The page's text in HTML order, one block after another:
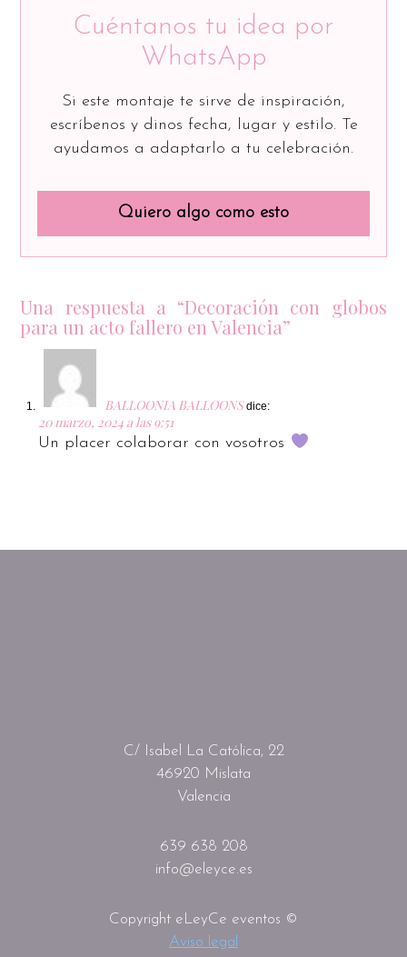
Cuéntanos tu idea por
WhatsApp
Si este montaje te sirve de inspiración,
escríbenos y dinos fecha, lugar y estilo. Te
ayudamos a adaptarlo a tu celebración.
Quiero algo como esto
Una respuesta a “Decoración con globos
para un acto fallero en Valencia”
BALLOONIA BALLOONS dice:
20 marzo, 2024 a las 9:51
Un placer colaborar con vosotros
C/ Isabel La Católica, 22
46920 Mislata
Valencia
639 638 208
info@eleyce.es
Copyright eLeyCe eventos ©
Aviso legal